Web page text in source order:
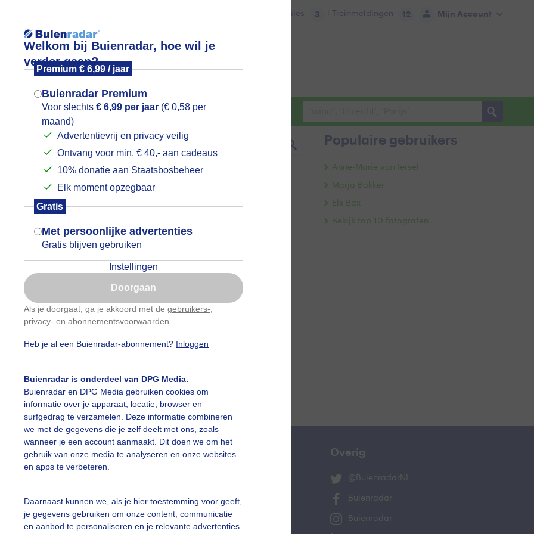
Welkom bij Buienradar, hoe wil je
verder gaan?
Premium € 6,99 / jaar
Buienradar Premium
Voor slechts € 6,99 per jaar (€ 0,58 per
maand)
Advertentievrij en privacy veilig
Ontvang voor min. € 40,- aan cadeaus
10% donatie aan Staatsbosbeheer
Elk moment opzegbaar
Gratis
Met persoonlijke advertenties
Gratis blijven gebruiken
Instellingen
Doorgaan
Als je doorgaat, ga je akkoord met de gebruikers-
privacy- en abonnementsvoorwaarden
Heb je al een Buienradar-abonnement? Inloggen
Buienradar is onderdeel van DPG Media.
Buienradar en DPG Media gebruiken cookies om
informatie over je apparaat, locatie, browser en
surfgedrag te verzamelen. Deze informatie combineren
we met de gegevens die je zelf deelt met ons, zoals
wanneer je een account aanmaakt. Dit doen we om het
gebruik van onze media te analyseren en onze websites
en apps te verbeteren.
Daarnaast kunnen we, als je hier toestemming voor geeft,
je gegevens gebruiken om onze content, communicatie
en aanbod te personaliseren en je relevante advertenties
Mijn Account
Files 3 | Treinmeldingen 12
Foto en video Weerzine
slideshow
Een moment geduld aub...
##terras #bewolking
#duinen #fietser #fietsers
#hittegolf #kinderen #kiters #kurkdroog
#maan #mist
#opklaringen #paraplu
#strakblauwe_lucht #strakblauwelucht
alle categorieën
Populaire gebruikers
Anne-Marie van Iersel
Marja Bakker
Els Bax
Bekijk top 10 fotografen
vragen
Mijn weer Overig
@BuienradarNL
Buienradar
Buienradar
Mogen we je locatie gebruiken voor
het weer?
Indien je hier nog geen akkoord op hebt
gegeven, verschijnt er zo een pop-up uit
je browser waarin deze toestemming
gevraagd wordt.
Is goed, toon de popup
Nu niet, misschien later
Gebruik je Safari en wil je niet elke dag deze pop-up
Klikhierom dit aan te passen